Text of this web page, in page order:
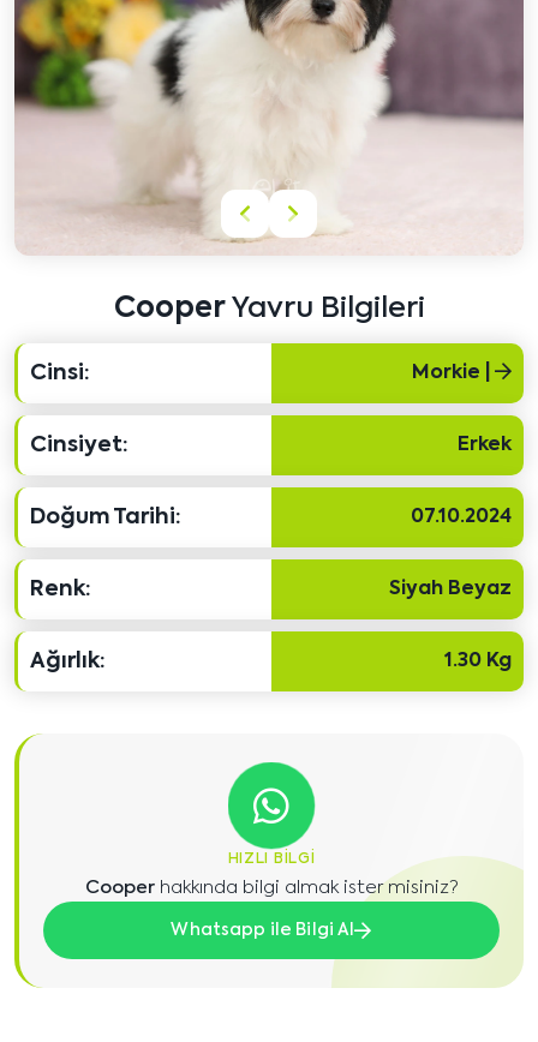
Önceki
içeriği
Sonraki
içeriği
CooperYavru Bilgileri
Cinsi: Morkie |
Cinsiyet: Erkek
Doğum Tarihi: 07.10.2024
Renk: Siyah Beyaz
Ağırlık: 1.30 Kg
HIZLI BILGI
Cooperhakkında bilgi almak ister misiniz?
Whatsapp ile Bilgi Al